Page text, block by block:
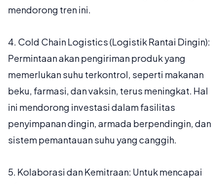
mendorong tren ini.
4. Cold Chain Logistics (Logistik Rantai Dingin):
Permintaan akan pengiriman produk yang
memerlukan suhu terkontrol, seperti makanan
beku, farmasi, dan vaksin, terus meningkat. Hal
ini mendorong investasi dalam fasilitas
penyimpanan dingin, armada berpendingin, dan
sistem pemantauan suhu yang canggih.
5. Kolaborasi dan Kemitraan: Untuk mencapai